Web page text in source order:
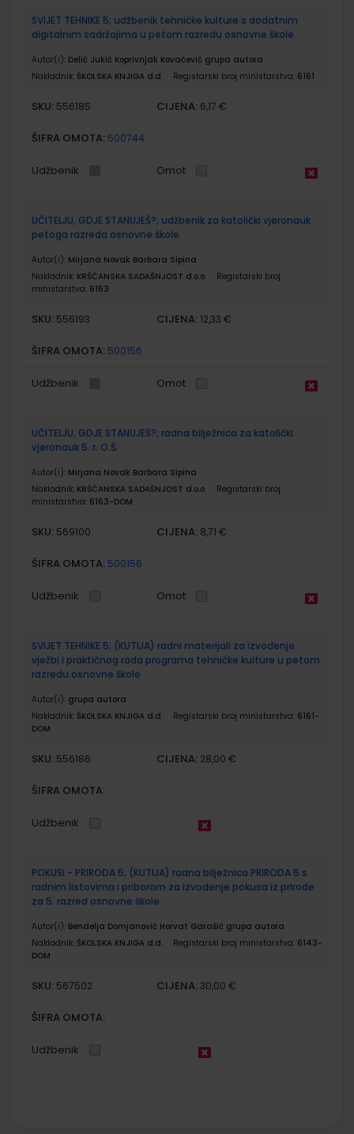
SVIJET TEHNIKE 5; udžbenik tehničke kulture s dodatnim
digitalnim sadržajima u petom razredu osnovne škole
Autor(i): Delić Jukić Koprivnjak Kovačević grupa autora
Nakladnik: ŠKOLSKA KNJIGA d.d. Registarski broj ministarstva: 6161
SKU: 556185 CIJENA: 6,17 €
ŠIFRA OMOTA: 500744
Udžbenik Omot
UČITELJU, GDJE STANUJEŠ?; udžbenik za katolički vjeronauk
petoga razreda osnovne škole
Autor(i): Mirjana Novak Barbara Sipina
Nakladnik: KRŠĆANSKA SADAŠNJOST d.o.o.
Registarski broj
ministarstva: 6163
SKU: 556193 CIJENA: 12,33 €
ŠIFRA OMOTA: 500156
Udžbenik Omot
UČITELJU, GDJE STANUJEŠ?; radna bilježnica za katolički
vjeronauk 5. r. O.Š.
Autor(i): Mirjana Novak Barbara Sipina
Nakladnik: KRŠĆANSKA SADAŠNJOST d.o.o.
Registarski broj
ministarstva: 6163-DOM
SKU: 569100 CIJENA: 8,71 €
ŠIFRA OMOTA: 500156
Udžbenik Omot
SVIJET TEHNIKE 5; (KUTIJA) radni materijali za izvođenje
vježbi i praktičnog rada programa tehničke kulture u petom
razredu osnovne škole
Autor(i): grupa autora
Nakladnik: ŠKOLSKA KNJIGA d.d. Registarski broj ministarstva: 6161-
DOM
SKU: 556186 CIJENA: 28,00 €
ŠIFRA OMOTA:
Udžbenik
POKUSI - PRIRODA 5; (KUTIJA) radna bilježnica PRIRODA 5 s
radnim listovima i priborom za izvođenje pokusa iz prirode
za 5. razred osnovne škole
Autor(i): Bendelja Domjanović Horvat Garašić grupa autora
Nakladnik: ŠKOLSKA KNJIGA d.d. Registarski broj ministarstva: 6143-
DOM
SKU: 567502 CIJENA: 30,00 €
ŠIFRA OMOTA:
Udžbenik